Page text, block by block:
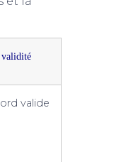
validité
valide